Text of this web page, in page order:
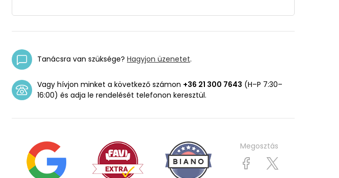
Tanácsra van szüksége? Hagyjon üzenetet.
Vagy hívjon minket a következő számon +36 21 300 7643 (H–P 7:30–
16:00) és adja le rendelését telefonon keresztül.
Megosztás